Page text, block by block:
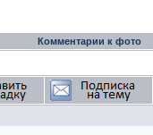
Комментарии к фото